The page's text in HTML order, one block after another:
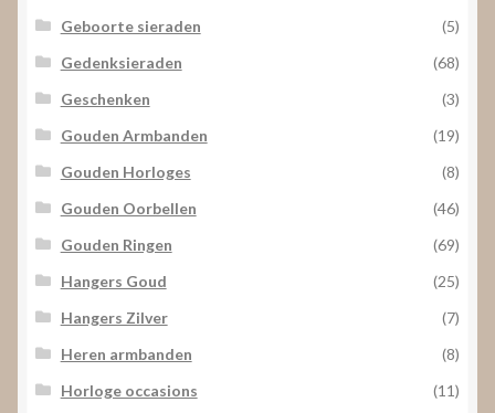
Geboorte sieraden
(5)
Gedenksieraden
(68)
Geschenken
(3)
Gouden Armbanden
(19)
Gouden Horloges
(8)
Gouden Oorbellen
(46)
Gouden Ringen
(69)
Hangers Goud
(25)
Hangers Zilver
(7)
Heren armbanden
(8)
Horloge occasions
(11)